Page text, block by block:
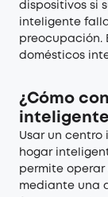
dispositivos si
inteligente
preocupación.
domésticos
¿Cómo
Usar un
hogar
permite operar
mediante una